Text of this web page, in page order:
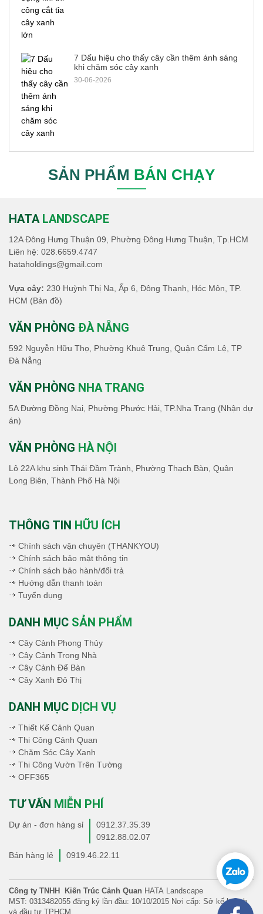
7 Dấu hiệu cho thấy cây cần thêm ánh sáng
khi chăm sóc cây xanh
30-06-2026
SẢN PHẨM BÁN CHẠY
HATA LANDSCAPE
12A Đông Hưng Thuận 09, Phường Đông Hưng Thuận, Tp.HCM
Liên hệ: 028.6659.4747
hataholdings@gmail.com
Vựa cây: 230 Huỳnh Thị Na, Ấp 6, Đông Thạnh, Hóc Môn, TP.
HCM (Bản đồ)
VĂN PHÒNG ĐÀ NẴNG
592 Nguyễn Hữu Thọ, Phường Khuê Trung, Quận Cẩm Lệ, TP
Đà Nẵng
VĂN PHÒNG NHA TRANG
5A Đường Đồng Nai, Phường Phước Hải, TP.Nha Trang (Nhận dự
án)
VĂN PHÒNG HÀ NỘI
Lô 22A khu sinh Thái Đầm Trành, Phường Thạch Bàn, Quân
Long Biên, Thành Phố Hà Nội
THÔNG TIN HỮU ÍCH
Chính sách vận chuyên (THANKYOU)
Chính sách bảo mật thông tin
Chính sách bảo hành/đổi trả
Hướng dẫn thanh toán
Tuyển dụng
DANH MỤC SẢN PHẨM
Cây Cảnh Phong Thủy
Cây Cảnh Trong Nhà
Cây Cảnh Để Bàn
Cây Xanh Đô Thị
DANH MỤC DỊCH VỤ
Thiết Kế Cảnh Quan
Thi Công Cảnh Quan
Chăm Sóc Cây Xanh
Thi Công Vườn Trên Tường
OFF365
TƯ VẤN MIỄN PHÍ
Dự án - đơn hàng sỉ
0912.37.35.39
0912.88.02.07
Bán hàng lẻ
0919.46.22.11
Công ty TNHH Kiến Trúc Cảnh Quan HATA Landscape
MST: 0313482055 đăng ký lần đầu: 10/10/2015 Nơi cấp: Sở kế hoạch
và đầu tư TPHCM